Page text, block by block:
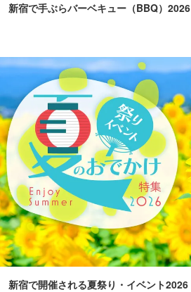
新宿で手ぶらバーベキュー（BBQ）2026
新宿で開催される夏祭り・イベント2026